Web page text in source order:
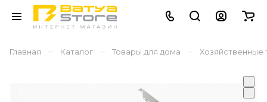
Главная – Каталог – Товары для дома – Хозяйственные